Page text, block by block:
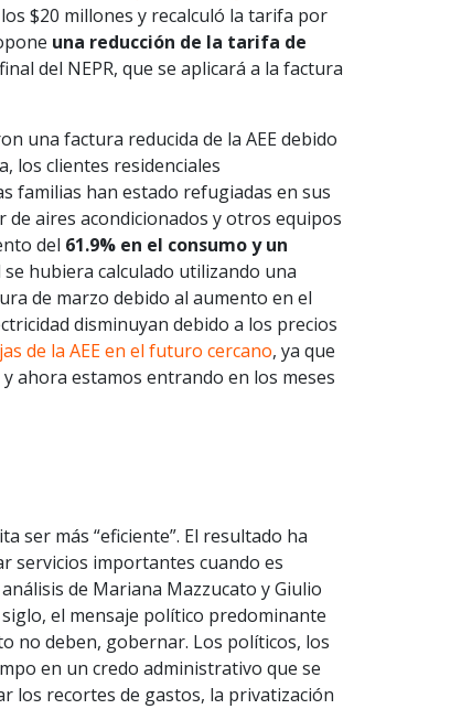
$20 millones y recalculó la tarifa por
una reducción de la tarifa de
del NEPR, que se aplicará a la factura
una factura reducida de la AEE debido
los clientes residenciales
familias han estado refugiadas en sus
aires acondicionados y otros equipos
del 61.9% en el consumo y un
hubiera calculado utilizando una
de marzo debido al aumento en el
disminuyan debido a los precios
de la AEE en el futuro cercano, ya que
ahora estamos entrando en los meses
ser más “eficiente”. El resultado ha
servicios importantes cuando es
de Mariana Mazzucato y Giulio
el mensaje político predominante
no deben, gobernar. Los políticos, los
en un credo administrativo que se
los recortes de gastos, la privatización